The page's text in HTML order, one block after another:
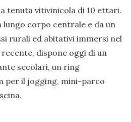
tenuta vitivinicola di 10 ettari.
lungo corpo centrale e da un
rurali ed abitativi immersi nel
dispone oggi di un
secolari, un ring
per il jogging, mini-parco